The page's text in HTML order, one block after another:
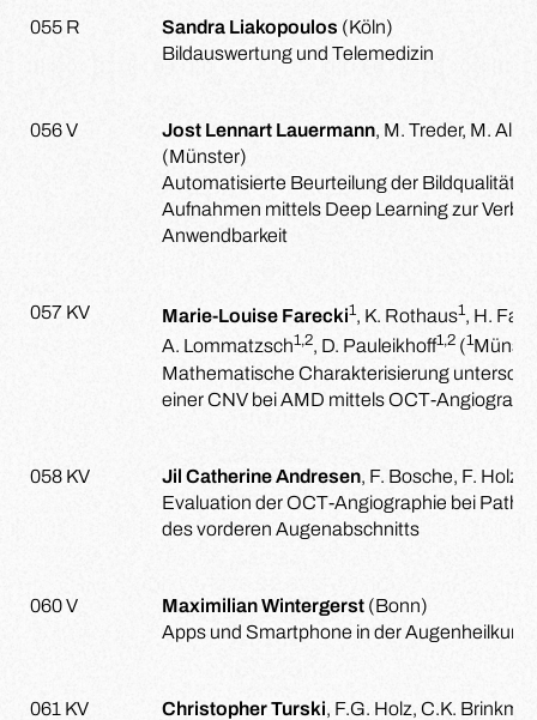
055 R Sandra Liakopoulos (Köln)
Bildauswertung und Telemedizin
056 V Jost Lennart Lauermann, M. Treder, M.
(Münster)
Automatisierte Beurteilung der Bildqualität
Aufnahmen mittels Deep Learning zur
Anwendbarkeit
057 KV Marie-Louise Farecki1, K. Rothaus1, H.
A. Lommatzsch1,2, D. Pauleikhoff1,2 (1
Mathematische Charakterisierung
einer CNV bei AMD mittels OCT-
058 KV Jil Catherine Andresen, F. Bosche, F. Holz,
Evaluation der OCT-Angiographie bei
des vorderen Augenabschnitts
060 V Maximilian Wintergerst (Bonn)
Apps und Smartphone in der
061 KV Christopher Turski, F.G. Holz, C.K.